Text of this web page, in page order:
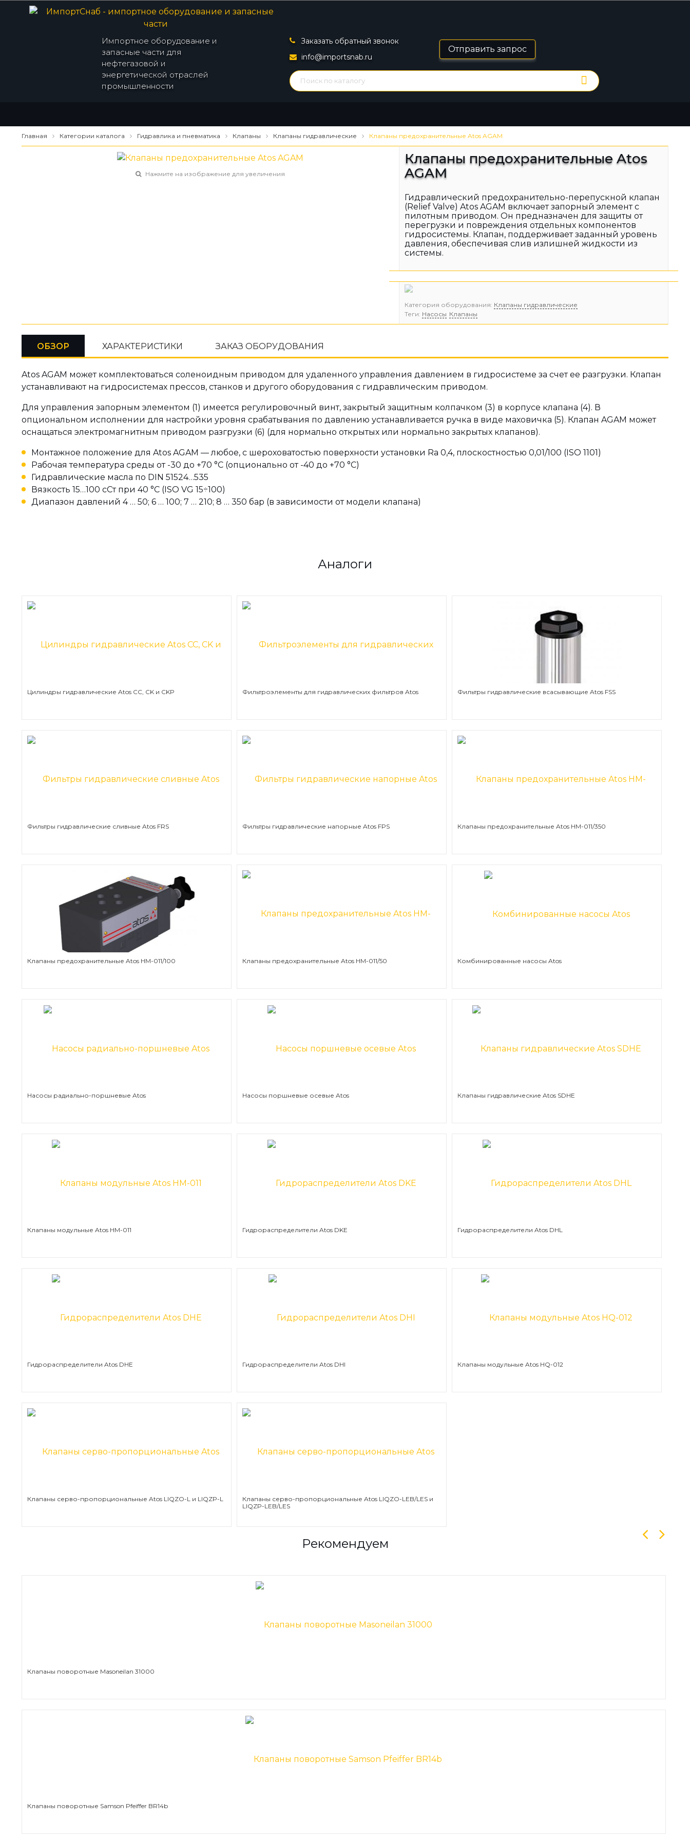
Импортное оборудование и
запасные части для
нефтегазовой и
энергетической отраслей
промышленности
Заказать обратный звонок
info@importsnab.ru
Отправить запрос
Главная Категории каталога Гидравлика и пневматика Клапаны Клапаны гидравлические Клапаны предохранительные Atos AGAM
Нажмите на изображение для увеличения
Клапаны предохранительные Atos
AGAM
Гидравлический предохранительно-перепускной клапан
(Relief Valve) Atos AGAM включает запорный элемент с
пилотным приводом. Он предназначен для защиты от
перегрузки и повреждения отдельных компонентов
гидросистемы. Клапан, поддерживает заданный уровень
давления, обеспечивая слив излишней жидкости из
системы.
Категория оборудования: Клапаны гидравлические
Теги: Насосы Клапаны
ОБЗОР ХАРАКТЕРИСТИКИ ЗАКАЗ ОБОРУДОВАНИЯ
Atos AGAM может комплектоваться соленоидным приводом для удаленного управления давлением в гидросистеме за счет ее разгрузки. Клапан
устанавливают на гидросистемах прессов, станков и другого оборудования с гидравлическим приводом.
Для управления запорным элементом (1) имеется регулировочный винт, закрытый защитным колпачком (3) в корпусе клапана (4). В
опциональном исполнении для настройки уровня срабатывания по давлению устанавливается ручка в виде маховичка (5). Клапан AGAM может
оснащаться электромагнитным приводом разгрузки (6) (для нормально открытых или нормально закрытых клапанов).
Монтажное положение для Atos AGAM — любое, с шероховатостью поверхности установки Ra 0,4, плоскостностью 0,01/100 (ISO 1101)
Рабочая температура среды от -30 до +70 °C (опционально от -40 до +70 °C)
Гидравлические масла по DIN 51524…535
Вязкость 15…100 сСт при 40 °C (ISO VG 15÷100)
Диапазон давлений 4 … 50; 6 … 100; 7 … 210; 8 … 350 бар (в зависимости от модели клапана)
Аналоги
Цилиндры гидравлические Atos CC, CK и CKP Фильтроэлементы для гидравлических фильтров Atos Фильтры гидравлические всасывающие Atos FSS
Фильтры гидравлические сливные Atos FRS Фильтры гидравлические напорные Atos FPS Клапаны предохранительные Atos HM-011/350
Клапаны предохранительные Atos HM-011/100 Клапаны предохранительные Atos HM-011/50 Комбинированные насосы Atos
Насосы радиально-поршневые Atos Насосы поршневые осевые Atos Клапаны гидравлические Atos SDHE
Клапаны модульные Atos HM-011 Гидрораспределители Atos DKE Гидрораспределители Atos DHL
Гидрораспределители Atos DHE Гидрораспределители Atos DHI Клапаны модульные Atos HQ-012
Клапаны серво-пропорциональные Atos LIQZO-L и LIQZP-L
Клапаны серво-пропорциональные Atos LIQZO-LEB/LES и
LIQZP-LEB/LES
Рекомендуем
Клапаны поворотные Masoneilan 31000
Клапаны поворотные Samson Pfeiffer BR14b